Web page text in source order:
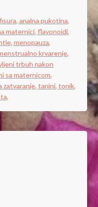
analna pukotina,
maternici,flavonoidi,
menopauza,
krvarenje,
trbuh nakon
sa maternicom,
zatvaranje,tanini,tonik,